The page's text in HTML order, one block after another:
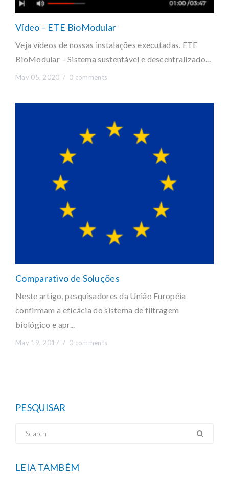
Vídeo – ETE BioModular
Veja vídeos de nossas instalações executadas. ETE
BioModular – Sistema sustentável e descentralizado...
May 05, 2020 / 0 comments
Comparativo de Soluções
Neste artigo, pesquisadores da União Européia
confirmam a eficácia do sistema de filtragem
biológico e apr...
May 19, 2017 / 0 comments
PESQUISAR
LEIA TAMBÉM